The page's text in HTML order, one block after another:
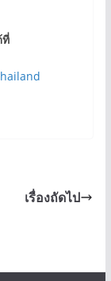
ที่
เรื่องถัดไป